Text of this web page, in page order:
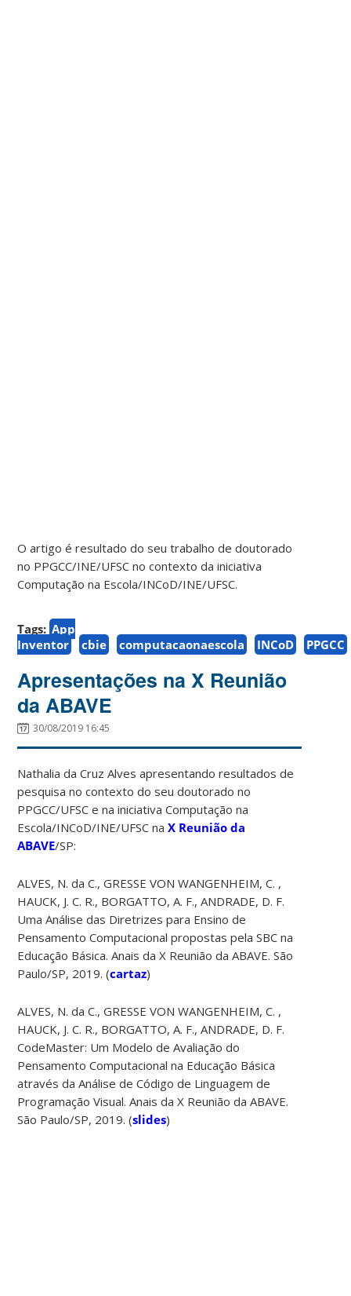
O artigo é resultado do seu trabalho de doutorado
no PPGCC/INE/UFSC no contexto da iniciativa
Computação na Escola/INCoD/INE/UFSC.
Tags: App
Inventor
cbie computacaonaescola INCoD PPGCC
Apresentações na X Reunião
da ABAVE
30/08/2019 16:45
Nathalia da Cruz Alves apresentando resultados de
pesquisa no contexto do seu doutorado no
PPGCC/UFSC e na iniciativa Computação na
Escola/INCoD/INE/UFSC naX Reunião da
ABAVE/SP:
ALVES, N. da C., GRESSE VON WANGENHEIM, C. ,
HAUCK, J. C. R., BORGATTO, A. F., ANDRADE, D. F.
Uma Análise das Diretrizes para Ensino de
Pensamento Computacional propostas pela SBC na
Educação Básica. Anais da X Reunião da ABAVE. São
Paulo/SP, 2019. (cartaz)
ALVES, N. da C., GRESSE VON WANGENHEIM, C. ,
HAUCK, J. C. R., BORGATTO, A. F., ANDRADE, D. F.
CodeMaster: Um Modelo de Avaliação do
Pensamento Computacional na Educação Básica
através da Análise de Código de Linguagem de
Programação Visual. Anais da X Reunião da ABAVE.
São Paulo/SP, 2019. (slides)